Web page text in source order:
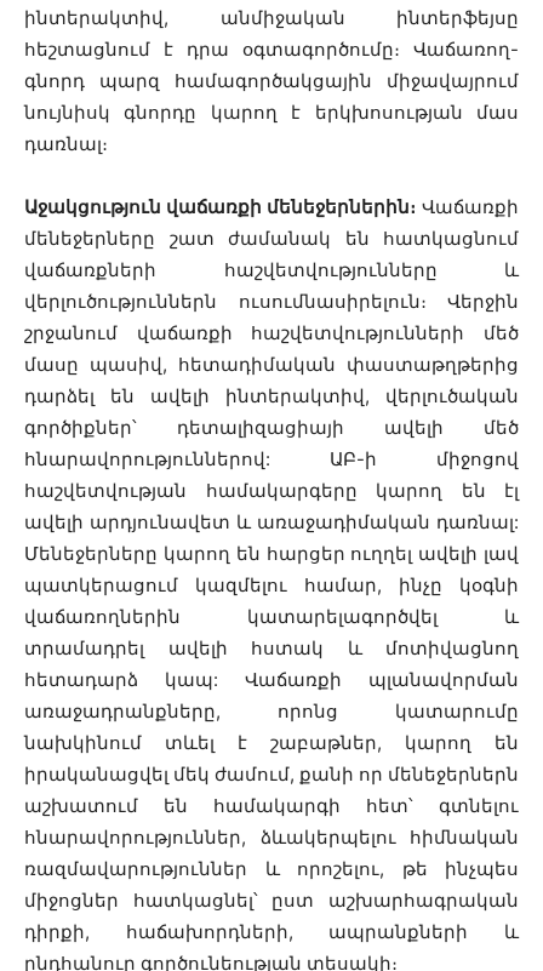
ինտերակտիվ, անմիջական ինտերֆեյսը
հեշտացնում է դրա օգտագործումը։ Վաճառող-
գնորդ պարզ համագործակցային միջավայրում
նույնիսկ գնորդը կարող է երկխոսության մաս
դառնալ։
Աջակցություն վաճառքի մենեջերներին։ Վաճառքի
մենեջերները շատ ժամանակ են հատկացնում
վաճառքների հաշվետվությունները և
վերլուծություններն ուսումնասիրելուն։ Վերջին
շրջանում վաճառքի հաշվետվությունների մեծ
մասը պասիվ, հետադիմական փաստաթղթերից
դարձել են ավելի ինտերակտիվ, վերլուծական
գործիքներ՝ դետալիզացիայի ավելի մեծ
հնարավորություններով: ԱԲ-ի միջոցով
հաշվետվության համակարգերը կարող են էլ
ավելի արդյունավետ և առաջադիմական դառնալ:
Մենեջերները կարող են հարցեր ուղղել ավելի լավ
պատկերացում կազմելու համար, ինչը կօգնի
վաճառողներին կատարելագործվել և
տրամադրել ավելի հստակ և մոտիվացնող
հետադարձ կապ: Վաճառքի պլանավորման
առաջադրանքները, որոնց կատարումը
նախկինում տևել է շաբաթներ, կարող են
իրականացվել մեկ ժամում, քանի որ մենեջերներն
աշխատում են համակարգի հետ՝ գտնելու
հնարավորություններ, ձևակերպելու հիմնական
ռազմավարություններ և որոշելու, թե ինչպես
միջոցներ հատկացնել՝ ըստ աշխարհագրական
դիրքի, հաճախորդների, ապրանքների և
ընդհանուր գործունեության տեսակի։